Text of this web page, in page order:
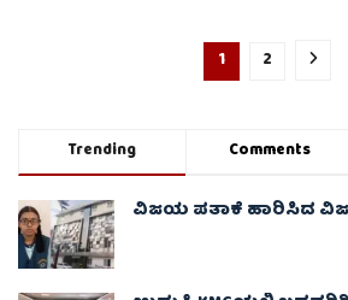
1 2
Trending Comments
ವಿಜಯ ಪತಾಕೆ ಹಾರಿಸಿದ